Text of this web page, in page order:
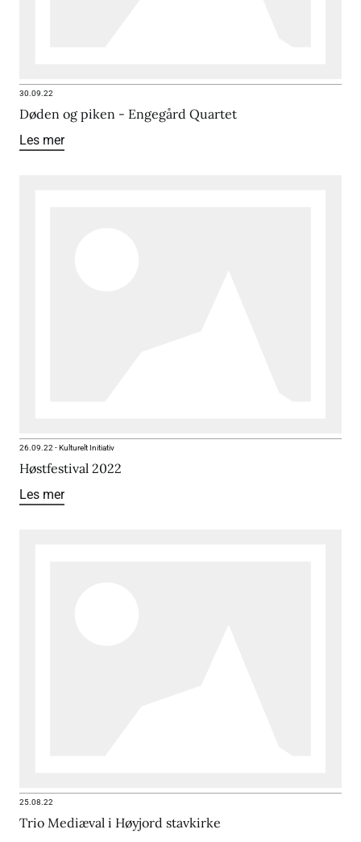
30.09.22
Døden og piken - Engegård Quartet
Les mer
26.09.22 -Kulturelt Initiativ
Høstfestival 2022
Les mer
25.08.22
Trio Mediæval i Høyjord stavkirke